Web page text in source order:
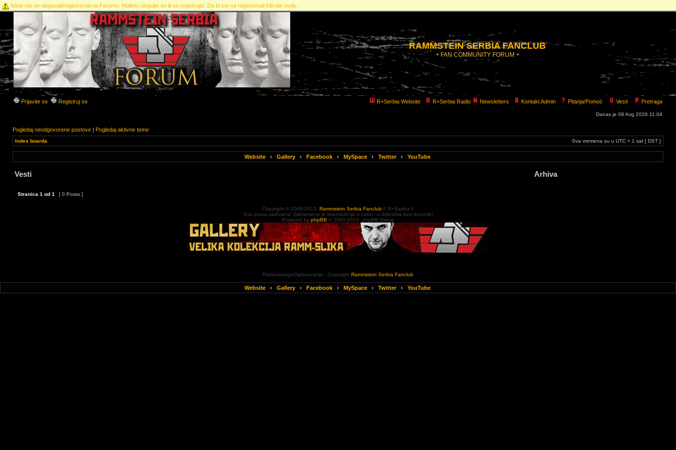
Niste ste se ulogovali/registrovali na Forumu. Molimo ulogujte se ili se registrujte. Da bi ste se registrovali kliknite ovde...
RAMMSTEIN SERBIA FANCLUB
+ FAN COMMUNITY FORUM +
Prijavite se Registruj se R+Serbia Website R+Serbia Radio Newsletters Kontakt Admin Pitanja/Pomoć Vesti Pretraga
Danas je 08 Avg 2026 11:04
Pogledaj neodgovorene postove | Pogledaj aktivne teme
Index boarda Sva vremena su u UTC + 1 sat [ DST ]
Website ‹ Gallery ‹ Facebook ‹ MySpace ‹ Twitter ‹ YouTube
Vesti
Stranica 1 od 1 [ 0 Posta ]
Arhiva
Copyright © 2009-2013. Rammstein Serbia Fanclub // R+Sasha //
Sva prava zadrzana! Zabranjena je reprodukcija u celini i u delovima bez dozvole!
Powered by phpBB © 2000-2013. phpBB Group
Reklamiranje/Oglasavanja - Copyright Rammstein Serbia Fanclub
Website ‹ Gallery ‹ Facebook ‹ MySpace ‹ Twitter ‹ YouTube